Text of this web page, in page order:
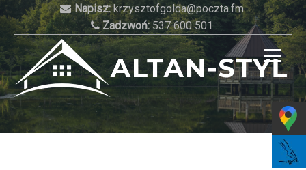
Skip
content
Napisz:krzysztofgolda@poczta.fm
Zadzwoń:537 600 501
Najlepsze altany do Twojego ogrodu!